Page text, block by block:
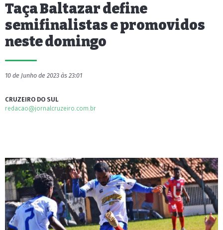
Taça Baltazar define
semifinalistas e promovidos
neste domingo
10 de Junho de 2023 às 23:01
CRUZEIRO DO SUL
redacao@jornalcruzeiro.com.br